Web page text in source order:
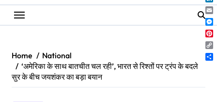
Home
National
‘अमेरिका के साथ बातचीत चल रही’, भारत से रिश्तों पर ट्रंप के बदले
सुर के बीच जयशंकर का बड़ा बयान